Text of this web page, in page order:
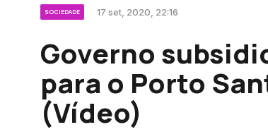
SOCIEDADE 17 set, 2020, 22:16
Governo
para o Porto
(Vídeo)